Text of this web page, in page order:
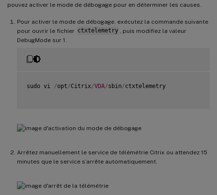
pouvez activer le mode de débogage pour en déterminer les causes.
Pour activer le mode de débogage, exécutez la commande suivante
pour ouvrir le fichier ctxtelemetry
, puis modifiez la valeur
DebugMode sur 1.
sudo vi /opt/Citrix/VDA/sbin/ctxtelemetry
Arrêtez manuellement le service de télémétrie Citrix ou attendez 15
minutes que le service s’arrête automatiquement.